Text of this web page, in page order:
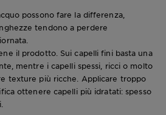
possono fare la differenza,
tendono a perdere
il prodotto. Sui capelli fini basta una
mentre i capelli spessi, ricci o molto
texture più ricche. Applicare troppo
ottenere capelli più idratati: spesso